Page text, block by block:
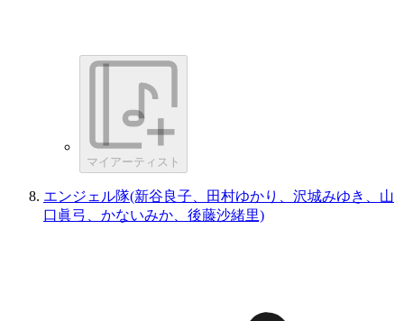
マイアーティスト
エンジェル隊(新谷良子、田村ゆかり、沢城みゆき、山
口眞弓、かないみか、後藤沙緒里)